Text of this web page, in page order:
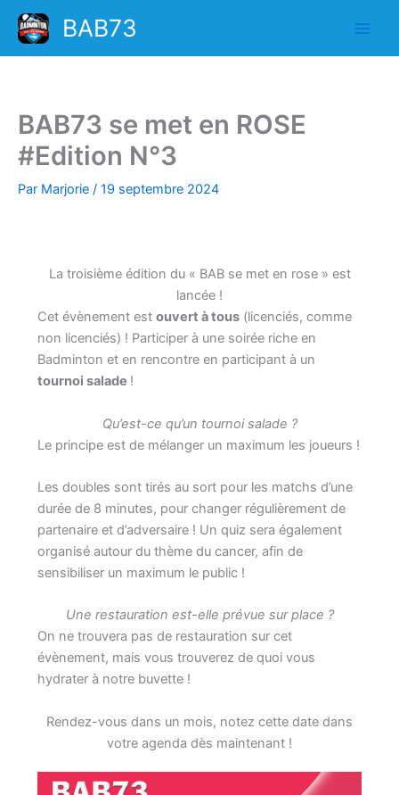
Aller
contenu
BAB73
BAB73 se met en ROSE
#Edition N°3
Par Marjorie / 19 septembre 2024
La troisième édition du « BAB se met en rose » est
lancée !
Cet évènement est ouvert à tous(licenciés, comme
non licenciés) ! Participer à une soirée riche en
Badminton et en rencontre en participant à un
tournoi salade !
Qu’est-ce qu’un tournoi salade ?
Le principe est de mélanger un maximum les joueurs !
Les doubles sont tirés au sort pour les matchs d’une
durée de 8 minutes, pour changer régulièrement de
partenaire et d’adversaire ! Un quiz sera également
organisé autour du thème du cancer, afin de
sensibiliser un maximum le public !
Une restauration est-elle prévue sur place ?
On ne trouvera pas de restauration sur cet
évènement, mais vous trouverez de quoi vous
hydrater à notre buvette !
Rendez-vous dans un mois, notez cette date dans
votre agenda dès maintenant !